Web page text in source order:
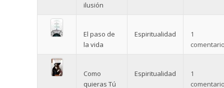
ilusión
El paso de
la vida
Espiritualidad
1
Como
quieras Tú
Espiritualidad
1